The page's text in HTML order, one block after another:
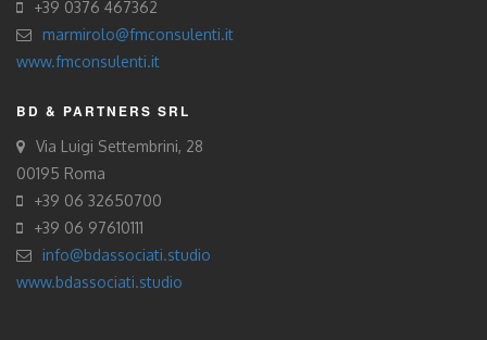
+39 0376 467362
marmirolo@fmconsulenti.it
www.fmconsulenti.it
BD & PARTNERS SRL
Via Luigi Settembrini, 28
00195 Roma
+39 06 32650700
+39 06 97610111
info@bdassociati.studio
www.bdassociati.studio